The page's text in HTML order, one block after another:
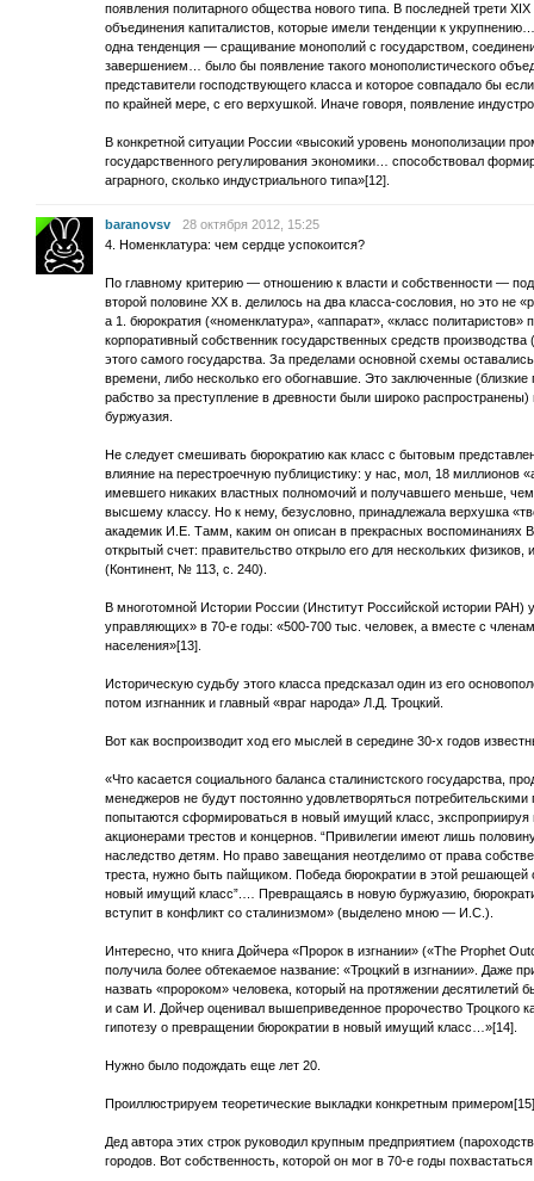
появления политарного общества нового типа. В последней трети
объединения капиталистов, которые имели тенденции к
одна тенденция — сращивание монополий с государством,
завершением… было бы появление такого монополистического
представители господствующего класса и которое совпадало бы
по крайней мере, с его верхушкой. Иначе говоря, появление
В конкретной ситуации России «высокий уровень монополизации
государственного регулирования экономики… способствовал
аграрного, сколько индустриального типа»[12].
baranovsv
28 октября 2012, 15:25
4. Номенклатура: чем сердце успокоится?
По главному критерию — отношению к власти и собственности —
второй половине ХХ в. делилось на два класса-сословия, но это не
а 1. бюрократия («номенклатура», «аппарат», «класс
корпоративный собственник государственных средств
этого самого государства. За пределами основной схемы
времени, либо несколько его обогнавшие. Это заключенные
рабство за преступление в древности были широко
буржуазия.
Не следует смешивать бюрократию как класс с бытовым
влияние на перестроечную публицистику: у нас, мол, 18 миллионов
имевшего никаких властных полномочий и получавшего меньше, чем
высшему классу. Но к нему, безусловно, принадлежала верхушка
академик И.Е. Тамм, каким он описан в прекрасных воспоминаниях
открытый счет: правительство открыло его для нескольких физиков,
(Континент, № 113, с. 240).
В многотомной Истории России (Институт Российской истории РАН)
управляющих» в 70-е годы: «500-700 тыс. человек, а вместе с
населения»[13].
Историческую судьбу этого класса предсказал один из его
потом изгнанник и главный «враг народа» Л.Д. Троцкий.
Вот как воспроизводит ход его мыслей в середине 30-х годов
«Что касается социального баланса сталинистского государства,
менеджеров не будут постоянно удовлетворяться
попытаются сформироваться в новый имущий класс, экспроприируя
акционерами трестов и концернов. “Привилегии имеют лишь
наследство детям. Но право завещания неотделимо от права
треста, нужно быть пайщиком. Победа бюрократии в этой решающей
новый имущий класс”.… Превращаясь в новую буржуазию,
вступит в конфликт со сталинизмом» (выделено мною — И.С.).
Интересно, что книга Дойчера «Пророк в изгнании» («The Prophet
получила более обтекаемое название: «Троцкий в изгнании». Даже
назвать «пророком» человека, который на протяжении десятилетий
и сам И. Дойчер оценивал вышеприведенное пророчество Троцкого
гипотезу о превращении бюрократии в новый имущий класс…»[14].
Нужно было подождать еще лет 20.
Проиллюстрируем теоретические выкладки конкретным
Дед автора этих строк руководил крупным предприятием
городов. Вот собственность, которой он мог в 70-е годы